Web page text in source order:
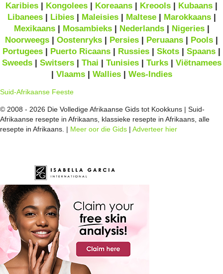
Karibies | Kongolees | Koreaans | Kreools | Kubaans |
Libanees| Libies| Maleisies| Maltese| Marokkaans|
Mexikaans| Mosambieks| Nederlands| Nigeries|
Noorweegs | Oostenryks | Persies | Peruaans | Pools |
Portugees | Puerto Ricaans | Russies | Skots | Spaans |
Sweeds| Switsers| Thai | Tunisies| Turks| Viëtnamees
| Vlaams| Wallies| Wes-Indies
Suid-Afrikaanse Feeste
© 2008 - 2026 Die Volledige Afrikaanse Gids tot Kookkuns | Suid-
Afrikaanse resepte in Afrikaans, klassieke resepte in Afrikaans, alle
resepte in Afrikaans. | Meer oor die Gids | Adverteer hier